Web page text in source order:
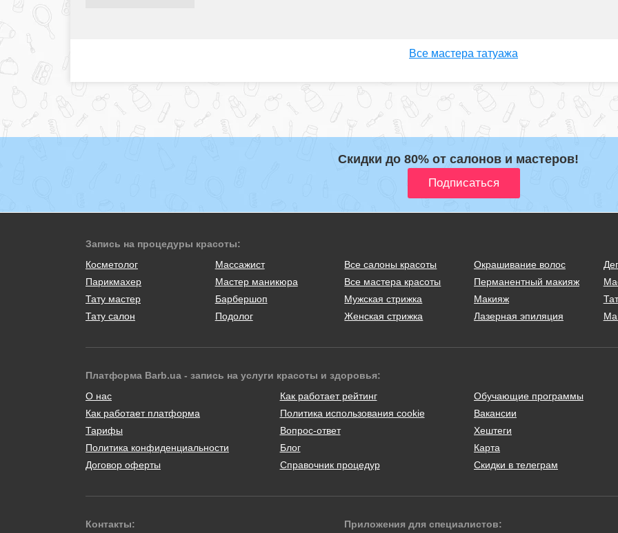
Все мастера татуажа
Скидки до 80% от салонов и мастеров!
Запись на процедуры красоты:
Косметолог
Массажист
Парикмахер
Мастер маникюра
Тату мастер
Барбершоп
Тату салон
Подолог
Все салоны красоты
Все мастера красоты
Мужская стрижка
Женская стрижка
Окрашивание волос
Перманентный макияж
Макияж
Лазерная эпиляция
Платформа Barb.ua - запись на услуги красоты и здоровья:
О нас
Как работает платформа
Тарифы
Политика конфиденциальности
Договор оферты
Как работает рейтинг
Политика использования cookie
Вопрос-ответ
Блог
Справочник процедур
Обучающие программы
Вакансии
Хештеги
Карта
Скидки в телеграм
Контакты: Приложения для специалистов: